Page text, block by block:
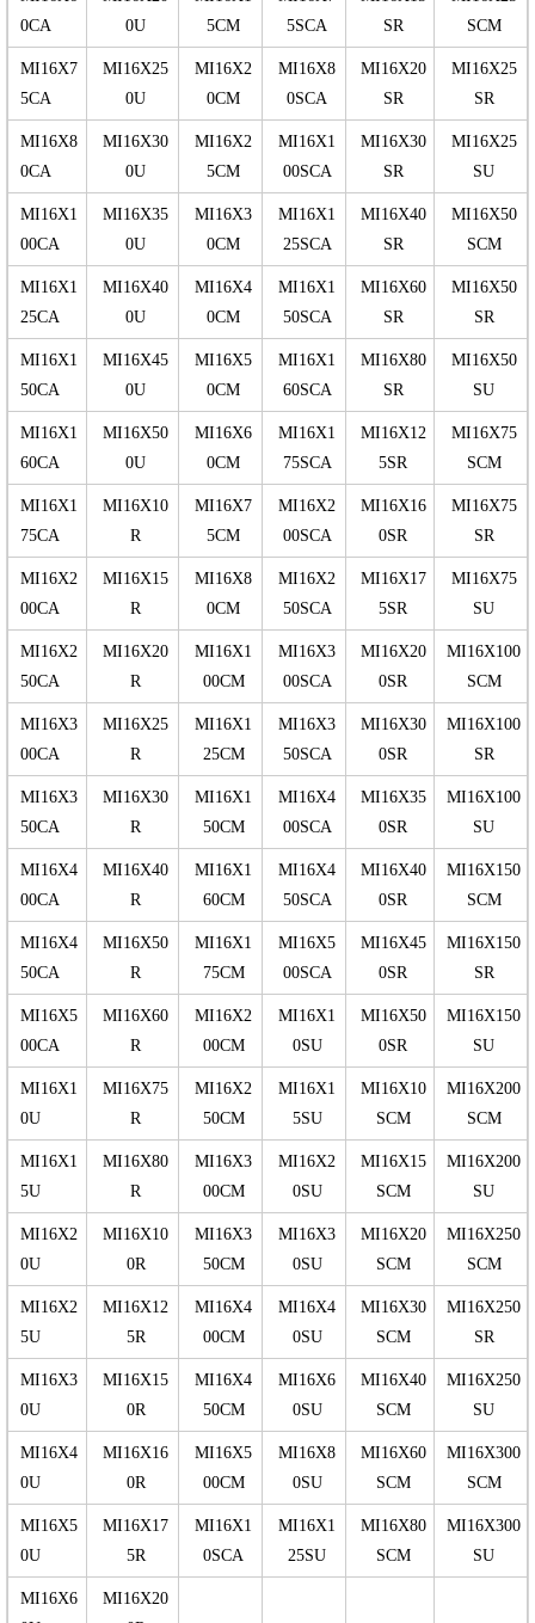
0CA
0U
5CM
5SCA
SR
SCM
MI16X7
5CA
MI16X25
0U
MI16X2
0CM
MI16X8
0SCA
MI16X20
SR
MI16X25
SR
MI16X8
0CA
MI16X30
0U
MI16X2
5CM
MI16X1
00SCA
MI16X30
SR
MI16X25
SU
MI16X1
00CA
MI16X35
0U
MI16X3
0CM
MI16X1
25SCA
MI16X40
SR
MI16X50
SCM
MI16X1
25CA
MI16X40
0U
MI16X4
0CM
MI16X1
50SCA
MI16X60
SR
MI16X50
SR
MI16X1
50CA
MI16X45
0U
MI16X5
0CM
MI16X1
60SCA
MI16X80
SR
MI16X50
SU
MI16X1
60CA
MI16X50
0U
MI16X6
0CM
MI16X1
75SCA
MI16X12
5SR
MI16X75
SCM
MI16X1
75CA
MI16X10
R
MI16X7
5CM
MI16X2
00SCA
MI16X16
0SR
MI16X75
SR
MI16X2
00CA
MI16X15
R
MI16X8
0CM
MI16X2
50SCA
MI16X17
5SR
MI16X75
SU
MI16X2
50CA
MI16X20
R
MI16X1
00CM
MI16X3
00SCA
MI16X20
0SR
MI16X100
SCM
MI16X3
00CA
MI16X25
R
MI16X1
25CM
MI16X3
50SCA
MI16X30
0SR
MI16X100
SR
MI16X3
50CA
MI16X30
R
MI16X1
50CM
MI16X4
00SCA
MI16X35
0SR
MI16X100
SU
MI16X4
00CA
MI16X40
R
MI16X1
60CM
MI16X4
50SCA
MI16X40
0SR
MI16X150
SCM
MI16X4
50CA
MI16X50
R
MI16X1
75CM
MI16X5
00SCA
MI16X45
0SR
MI16X150
SR
MI16X5
00CA
MI16X60
R
MI16X2
00CM
MI16X1
0SU
MI16X50
0SR
MI16X150
SU
MI16X1
0U
MI16X75
R
MI16X2
50CM
MI16X1
5SU
MI16X10
SCM
MI16X200
SCM
MI16X1
5U
MI16X80
R
MI16X3
00CM
MI16X2
0SU
MI16X15
SCM
MI16X200
SU
MI16X2
0U
MI16X10
0R
MI16X3
50CM
MI16X3
0SU
MI16X20
SCM
MI16X250
SCM
MI16X2
5U
MI16X12
5R
MI16X4
00CM
MI16X4
0SU
MI16X30
SCM
MI16X250
SR
MI16X3
0U
MI16X15
0R
MI16X4
50CM
MI16X6
0SU
MI16X40
SCM
MI16X250
SU
MI16X4
0U
MI16X16
0R
MI16X5
00CM
MI16X8
0SU
MI16X60
SCM
MI16X300
SCM
MI16X5
0U
MI16X17
5R
MI16X1
0SCA
MI16X1
25SU
MI16X80
SCM
MI16X300
SU
MI16X6
MI16X20